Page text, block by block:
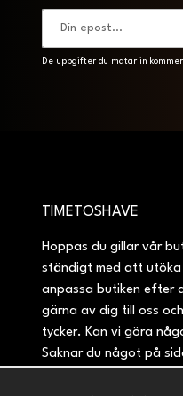
De uppgifter du matar in
TIMETOSHAVE
Hoppas du gillar vår
ständigt med att utöka
anpassa butiken efter
gärna av dig till oss
tycker. Kan vi göra
Saknar du något på